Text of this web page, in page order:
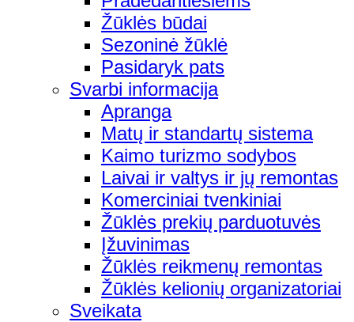
Žūklės būdai
Sezoninė žūklė
Pasidaryk pats
Svarbi informacija
Apranga
Matų ir standartų sistema
Kaimo turizmo sodybos
Laivai ir valtys ir jų remontas
Komerciniai tvenkiniai
Žūklės prekių parduotuvės
Įžuvinimas
Žūklės reikmenų remontas
Žūklės kelionių organizatoriai
Sveikata